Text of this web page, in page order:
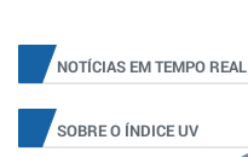
NOTÍCIAS EM TEMPO REAL
SOBRE O ÍNDICE UV